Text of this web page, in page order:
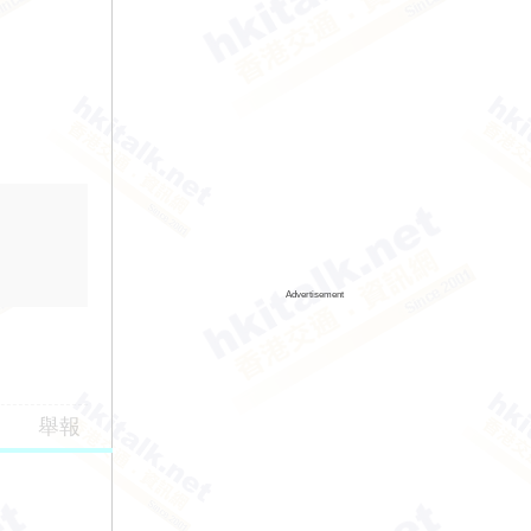
舉報
Advertisement